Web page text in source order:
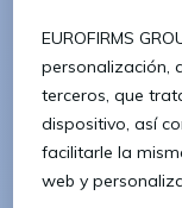
Confirmar
8 caracteres
1 letra mayúscula